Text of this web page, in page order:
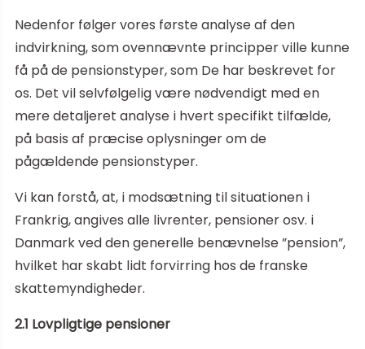
Nedenfor følger vores første analyse af den
indvirkning, som ovennævnte principper ville kunne
få på de pensionstyper, som De har beskrevet for
os. Det vil selvfølgelig være nødvendigt med en
mere detaljeret analyse i hvert specifikt tilfælde,
på basis af præcise oplysninger om de
pågældende pensionstyper.
Vi kan forstå, at, i modsætning til situationen i
Frankrig, angives alle livrenter, pensioner osv. i
Danmark ved den generelle benævnelse ”pension”,
hvilket har skabt lidt forvirring hos de franske
skattemyndigheder.
2.1 Lovpligtige pensioner